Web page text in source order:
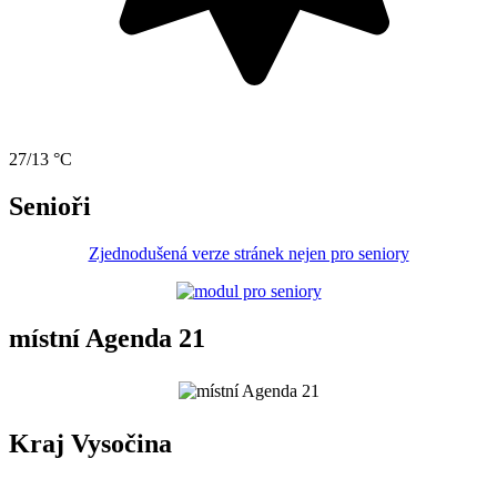
27/13 °C
Senioři
Zjednodušená verze stránek nejen pro seniory
místní Agenda 21
Kraj Vysočina